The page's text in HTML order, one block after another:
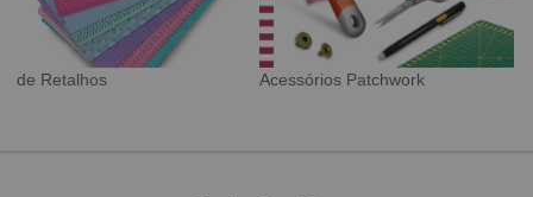
Tecido Digital Sarja Impermeável